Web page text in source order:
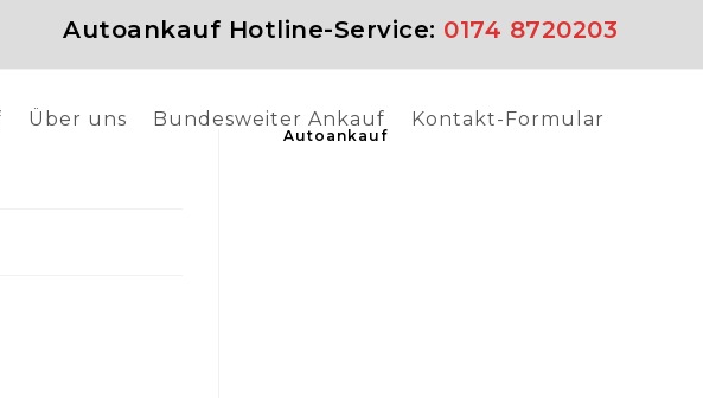
Autoankauf Hotline-Service: 0174 8720203
Über uns Bundesweiter Ankauf Kontakt-Formular
Autoankauf